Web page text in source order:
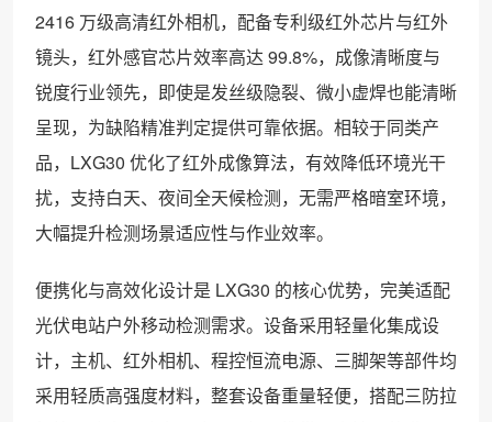
2416 万级高清红外相机，配备专利级红外芯片与红外
镜头，红外感官芯片效率高达 99.8%，成像清晰度与
锐度行业领先，即使是发丝级隐裂、微小虚焊也能清晰
呈现，为缺陷精准判定提供可靠依据。相较于同类产
品，LXG30 优化了红外成像算法，有效降低环境光干
扰，支持白天、夜间全天候检测，无需严格暗室环境，
大幅提升检测场景适应性与作业效率。
便携化与高效化设计是 LXG30 的核心优势，完美适配
光伏电站户外移动检测需求。设备采用轻量化集成设
计，主机、红外相机、程控恒流电源、三脚架等部件均
采用轻质高强度材料，整套设备重量轻便，搭配三防拉